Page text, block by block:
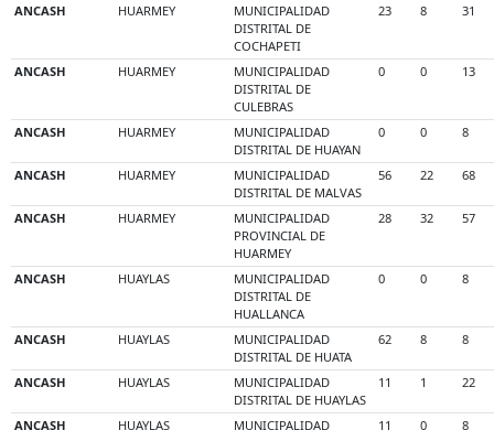
ANCASH HUARMEY
MUNICIPALIDAD
DISTRITAL DE
COCHAPETI
23 8 31
ANCASH HUARMEY
MUNICIPALIDAD
DISTRITAL DE
CULEBRAS
0 0 13
ANCASH HUARMEY
MUNICIPALIDAD
DISTRITAL DE HUAYAN
0 0 8
ANCASH HUARMEY
MUNICIPALIDAD
DISTRITAL DE MALVAS
56 22 68
ANCASH HUARMEY
MUNICIPALIDAD
PROVINCIAL DE
HUARMEY
28 32 57
ANCASH HUAYLAS
MUNICIPALIDAD
DISTRITAL DE
HUALLANCA
0 0 8
ANCASH HUAYLAS
MUNICIPALIDAD
DISTRITAL DE HUATA
62 8 8
ANCASH HUAYLAS
MUNICIPALIDAD
DISTRITAL DE HUAYLAS
11 1 22
ANCASH HUAYLAS
MUNICIPALIDAD
11 0 8